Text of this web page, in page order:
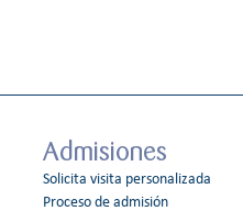
Admisiones
Solicita visita personalizada
Proceso de admisión